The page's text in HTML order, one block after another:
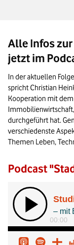
Alle Infos
jetzt im
In der aktuellen
spricht Christian
Kooperation mit
durchgeführt hat.
verschiedenste
Themen Leben,
Podcast